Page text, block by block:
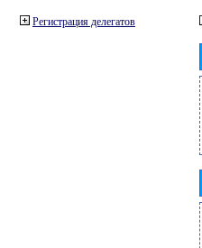
Регистрация делегатов